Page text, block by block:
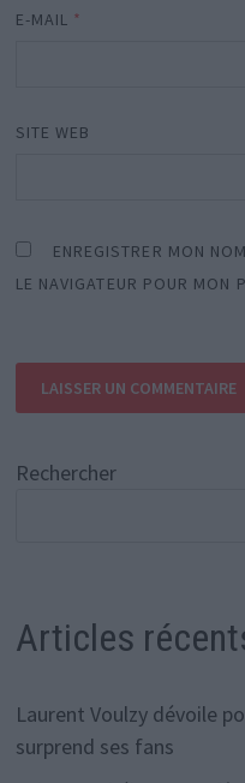
E-MAIL *
SITE WEB
ENREGISTRER MON
LE NAVIGATEUR POUR MON
Rechercher
Articles
Laurent Voulzy dévoile
surprend ses fans